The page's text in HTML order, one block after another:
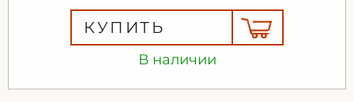
В наличии
КУПИТЬ